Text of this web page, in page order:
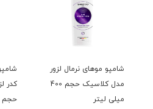
شامپو موهای نرمال لزور
مدل کلاسیک حجم 400
میلی لیتر
کدر
حجم 400 میلی لیتر